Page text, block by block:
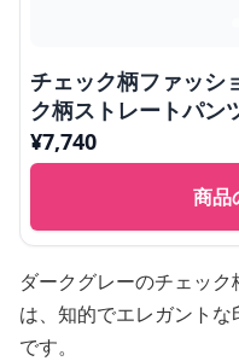
チェック柄ファッシ
ク柄ストレートパン
¥7,740
商品
ダークグレーのチェッ
は、知的でエレガント
です。